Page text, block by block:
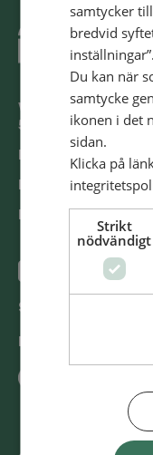
Västra Storgatan 14
553 15 Jönköping
E-post:
Fler
Swish
samtycker
bredvid
inställningar”.
Du kan när
samtycke
ikonen i det
sidan.
Klicka på
Strikt
nödvändigt